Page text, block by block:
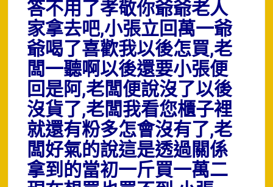
答不用了孝敬你爺爺老人
家拿去吧,小張立回萬一爺
爺喝了喜歡我以後怎買,老
闆一聽啊以後還要小張便
回是阿,老闆便說沒了以後
沒貨了,老闆我看您櫃子裡
就還有粉多怎會沒有了,老
闆好氣的說這是透過關係
拿到的當初一斤買一萬二